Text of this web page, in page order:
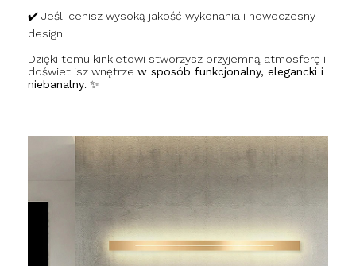
✔️ Jeśli cenisz wysoką jakość wykonania i nowoczesny
design.
Dzięki temu kinkietowi stworzysz przyjemną atmosferę i
doświetlisz wnętrze w sposób funkcjonalny, elegancki i
niebanalny. ✨